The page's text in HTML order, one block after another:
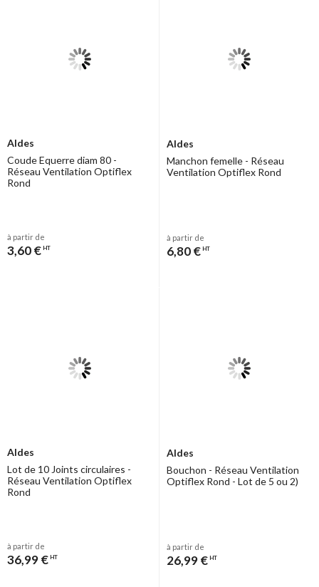
Aldes
Coude Equerre diam 80 -
Réseau Ventilation Optiflex
Rond
à partir de
3,60 € HT
Aldes
Manchon femelle - Réseau
Ventilation Optiflex Rond
à partir de
6,80 € HT
Aldes
Lot de 10 Joints circulaires -
Réseau Ventilation Optiflex
Rond
à partir de
36,99 € HT
Aldes
Bouchon - Réseau Ventilation
Optiflex Rond - Lot de 5 ou 2)
à partir de
26,99 € HT